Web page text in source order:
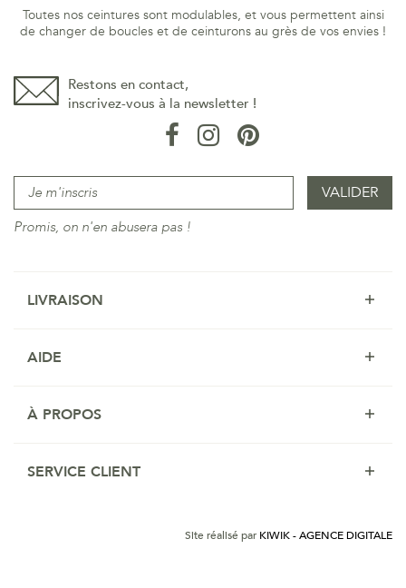
Toutes nos ceintures sont modulables, et vous permettent ainsi
de changer de boucles et de ceinturons au grès de vos envies !
Restons en contact,
inscrivez-vous à la newsletter !
Promis, on n'en abusera pas !
LIVRAISON
AIDE
À PROPOS
SERVICE CLIENT
Site réalisé par KIWIK - AGENCE DIGITALE